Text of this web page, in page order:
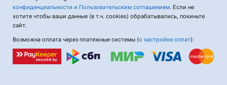
конфиденциальности и Пользовательским соглашением. Если не
хотите чтобы ваши данные (в т.ч. cookies) обрабатывались, покиньте
сайт.
Возможна оплата через платежные системы (о настройке оплат):